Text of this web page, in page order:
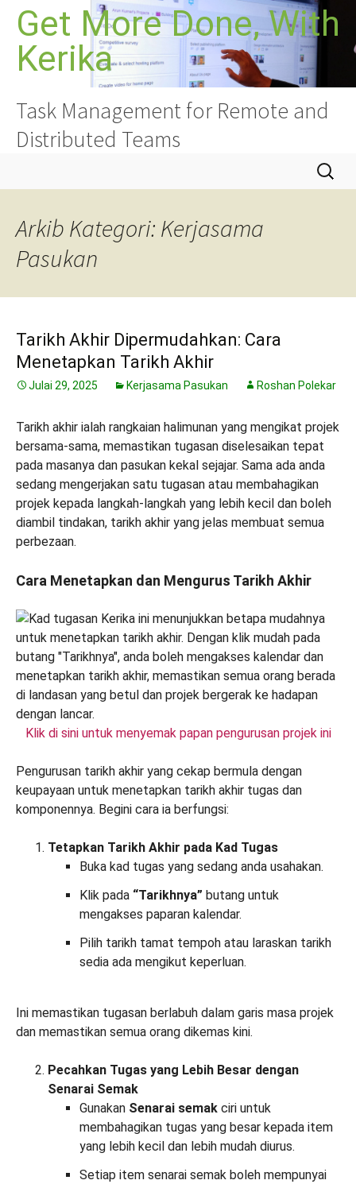
Langkau
kandungan
Get More Done, With
Kerika
Task Management for Remote and
Distributed Teams
Cari:
Arkib Kategori: Kerjasama
Pasukan
Tarikh Akhir Dipermudahkan: Cara
Menetapkan Tarikh Akhir
Julai 29, 2025 Kerjasama Pasukan Roshan Polekar
Tarikh akhir ialah rangkaian halimunan yang mengikat projek
bersama-sama, memastikan tugasan diselesaikan tepat
pada masanya dan pasukan kekal sejajar. Sama ada anda
sedang mengerjakan satu tugasan atau membahagikan
projek kepada langkah-langkah yang lebih kecil dan boleh
diambil tindakan, tarikh akhir yang jelas membuat semua
perbezaan.
Cara Menetapkan dan Mengurus Tarikh Akhir
Klik di sini untuk menyemak papan pengurusan projek ini
Pengurusan tarikh akhir yang cekap bermula dengan
keupayaan untuk menetapkan tarikh akhir tugas dan
komponennya. Begini cara ia berfungsi:
Tetapkan Tarikh Akhir pada Kad Tugas
Buka kad tugas yang sedang anda usahakan.
Klik pada “Tarikhnya” butang untuk
mengakses paparan kalendar.
Pilih tarikh tamat tempoh atau laraskan tarikh
sedia ada mengikut keperluan.
Ini memastikan tugasan berlabuh dalam garis masa projek
dan memastikan semua orang dikemas kini.
Pecahkan Tugas yang Lebih Besar dengan
Senarai Semak
Gunakan Senarai semak ciri untuk
membahagikan tugas yang besar kepada item
yang lebih kecil dan lebih mudah diurus.
Setiap item senarai semak boleh mempunyai